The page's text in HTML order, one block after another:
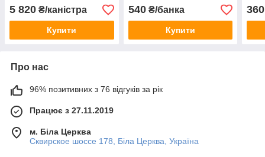
5 820 ₴/каністра
Купити
540₴/банка
Купити
360
Про нас
96% позитивних з 76 відгуків за рік
Працює з 27.11.2019
м. Біла Церква
Сквирское шоссе 178, Біла Церква, Україна